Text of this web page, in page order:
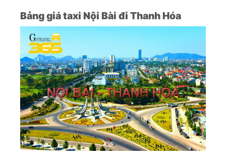
Bảng giá taxi Nội Bài đi Thanh Hóa